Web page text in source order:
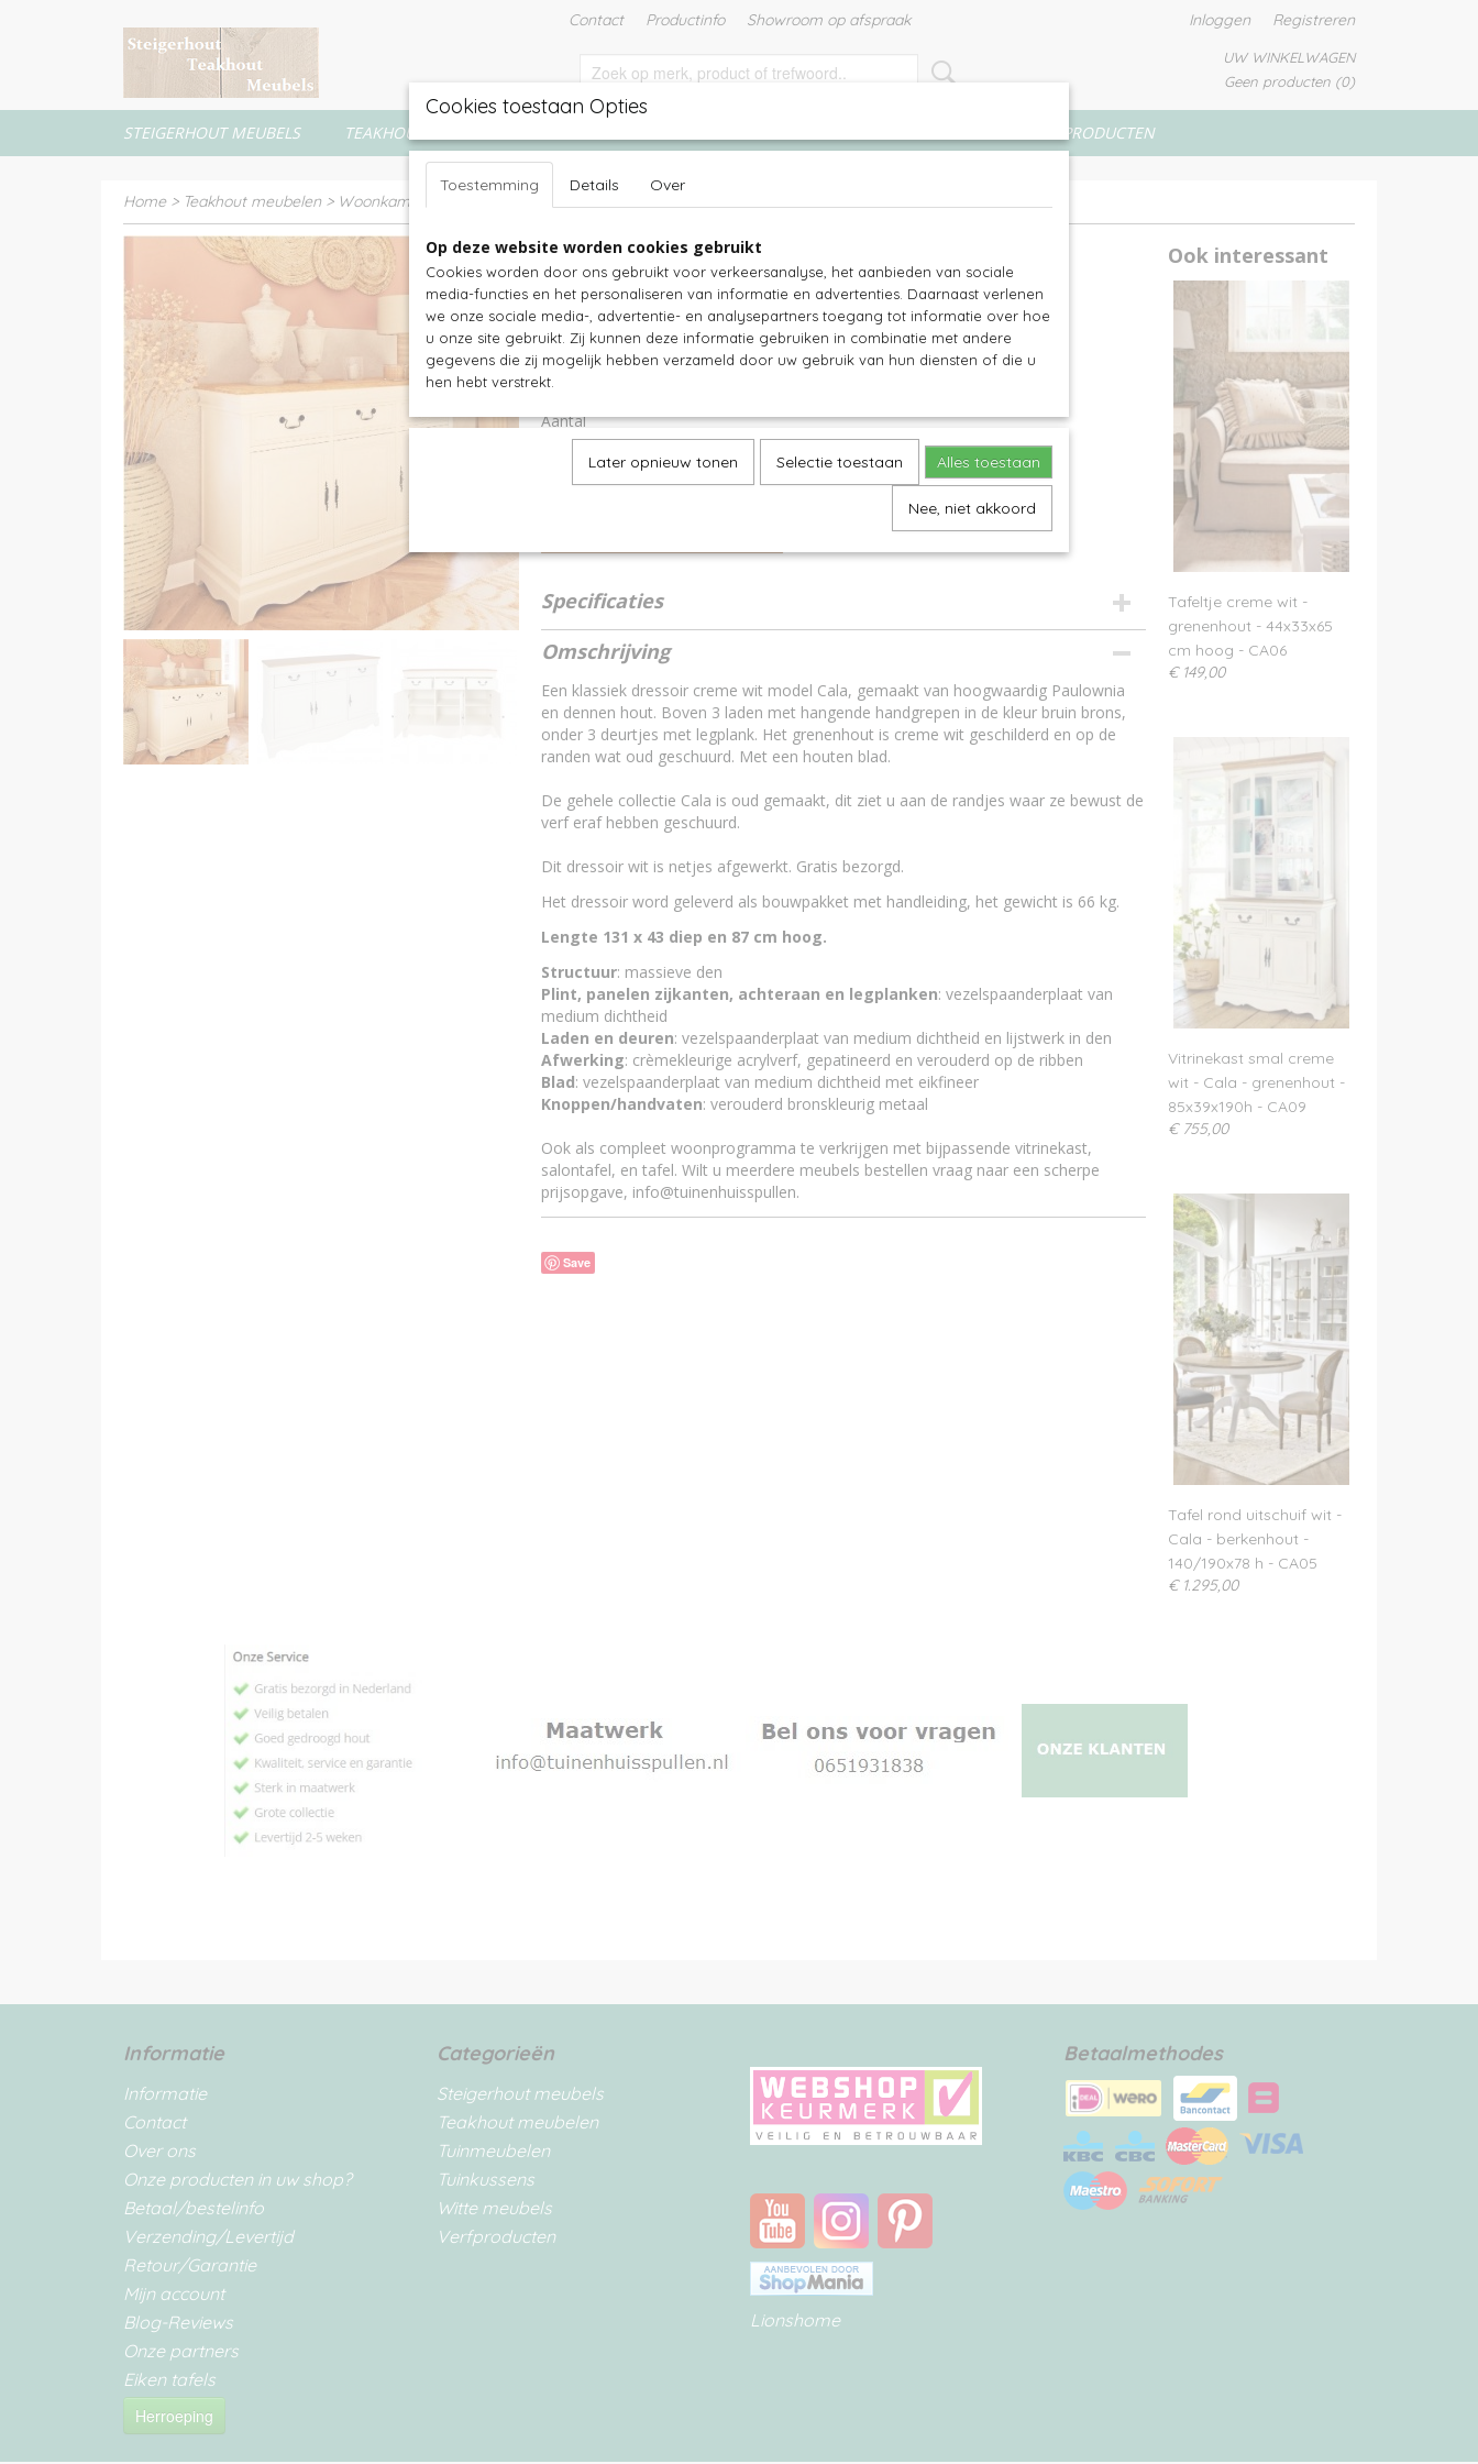
Contact Productinfo Showroom op afspraak Inloggen Registreren
UW WINKELWAGEN
Geen producten (0)
STEIGERHOUT MEUBELS TEAKHOUT MEUBELEN VERFPRODUCTEN
Home> Teakhout meubelen > Woonkamer sets
Dressoir creme wit - Cala - grenenhout -
131x43x87 hoog - C3
€ 639,00 (inclusief btw 21%)
Levertijd 3-6 weken op aanvraag
Aantal
Specificaties
Productcode
Omschrijving
Een klassiek dressoir creme wit model Cala, gemaakt van hoogwaardig Paulownia
en dennen hout. Boven 3 laden met hangende handgrepen in de kleur bruin brons,
onder 3 deurtjes met legplank. Het grenenhout is creme wit geschilderd en op de
randen wat oud geschuurd. Met een houten blad.
De gehele collectie Cala is oud gemaakt, dit ziet u aan de randjes waar ze bewust de
verf eraf hebben geschuurd.
Dit dressoir wit is netjes afgewerkt. Gratis bezorgd.
Het dressoir word geleverd als bouwpakket met handleiding, het gewicht is 66 kg.
Lengte 131 x 43 diep en 87 cm hoog.
Structuur: massieve den
Plint, panelen zijkanten, achteraan en legplanken: vezelspaanderplaat van
medium dichtheid
Laden en deuren: vezelspaanderplaat van medium dichtheid en lijstwerk in den
Afwerking: crèmekleurige acrylverf, gepatineerd en verouderd op de ribben
Blad: vezelspaanderplaat van medium dichtheid met eikfineer
Knoppen/handvaten: verouderd bronskleurig metaal
Ook als compleet woonprogramma te verkrijgen met bijpassende vitrinekast,
salontafel, en tafel. Wilt u meerdere meubels bestellen vraag naar een scherpe
prijsopgave, info@tuinenhuisspullen.
Save
Ook interessant
Tafeltje creme wit -
grenenhout - 44x33x65
cm hoog - CA06
€ 149,00
Vitrinekast smal creme
wit - Cala - grenenhout -
85x39x190h - CA09
€ 755,00
Tafel rond uitschuif wit -
Cala - berkenhout -
140/190x78 h - CA05
€ 1.295,00
Informatie
Informatie
Contact
Over ons
Onze producten in uw shop?
Betaal/bestelinfo
Verzending/Levertijd
Retour/Garantie
Mijn account
Blog-Reviews
Onze partners
Eiken tafels
Herroeping
Categorieën
Steigerhout meubels
Teakhout meubelen
Tuinmeubelen
Tuinkussens
Witte meubels
Verfproducten
Lionshome
Betaalmethodes
Cookies toestaan Opties
Toestemming Details Over
Op deze website worden cookies gebruikt
Cookies worden door ons gebruikt voor verkeersanalyse, het aanbieden van sociale
media-functies en het personaliseren van informatie en advertenties. Daarnaast verlenen
we onze sociale media-, advertentie- en analysepartners toegang tot informatie over hoe
u onze site gebruikt. Zij kunnen deze informatie gebruiken in combinatie met andere
gegevens die zij mogelijk hebben verzameld door uw gebruik van hun diensten of die u
hen hebt verstrekt.
Later opnieuw tonen Selectie toestaan Alles toestaan
Nee, niet akkoord